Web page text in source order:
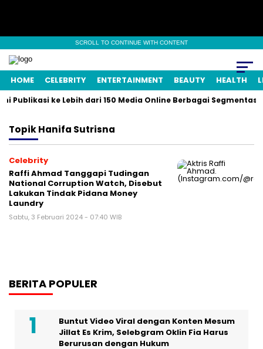
SCROLL TO CONTINUE WITH CONTENT
HOME CELEBRITY ENTERTAINMENT BEAUTY HEALTH
Publikasi ke Lebih dari 150 Media Online Berbagai Segmentasi
TopikHanifa Sutrisna
Celebrity
Raffi Ahmad Tanggapi Tudingan
National Corruption Watch, Disebut
Lakukan Tindak Pidana Money
Laundry
Sabtu, 3 Februari 2024 - 07:40 WIB
BERITA POPULER
Buntut Video Viral dengan Konten Mesum
Jillat Es Krim, Selebgram Oklin Fia Harus
Berurusan dengan Hukum